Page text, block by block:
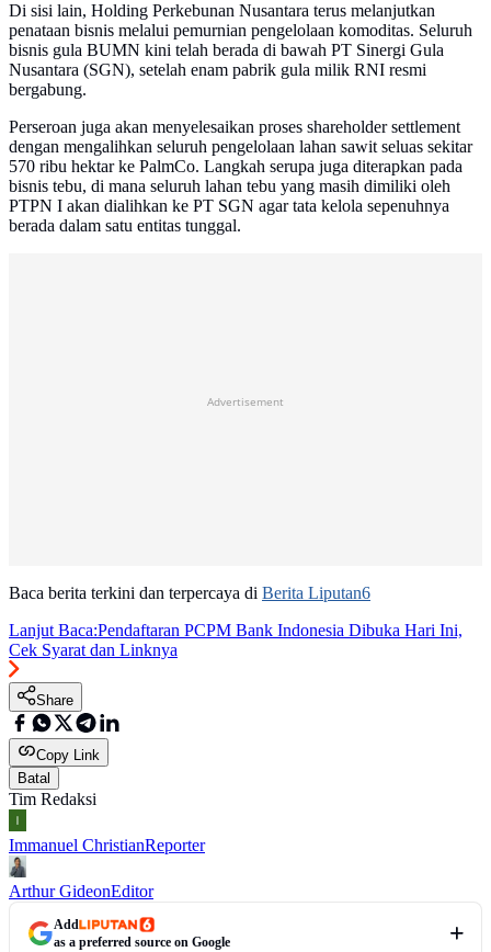
Di sisi lain, Holding Perkebunan Nusantara terus melanjutkan
penataan bisnis melalui pemurnian pengelolaan komoditas. Seluruh
bisnis gula BUMN kini telah berada di bawah PT Sinergi Gula
Nusantara (SGN), setelah enam pabrik gula milik RNI resmi
bergabung.
Perseroan juga akan menyelesaikan proses shareholder settlement
dengan mengalihkan seluruh pengelolaan lahan sawit seluas sekitar
570 ribu hektar ke PalmCo. Langkah serupa juga diterapkan pada
bisnis tebu, di mana seluruh lahan tebu yang masih dimiliki oleh
PTPN I akan dialihkan ke PT SGN agar tata kelola sepenuhnya
berada dalam satu entitas tunggal.
Advertisement
Baca berita terkini dan terpercaya di Berita Liputan6
Lanjut Baca:Pendaftaran PCPM Bank Indonesia Dibuka Hari Ini,
Cek Syarat dan Linknya
Share
Copy Link
Batal
Tim Redaksi
Immanuel ChristianReporter
Arthur GideonEditor
Add
as a preferred source on Google